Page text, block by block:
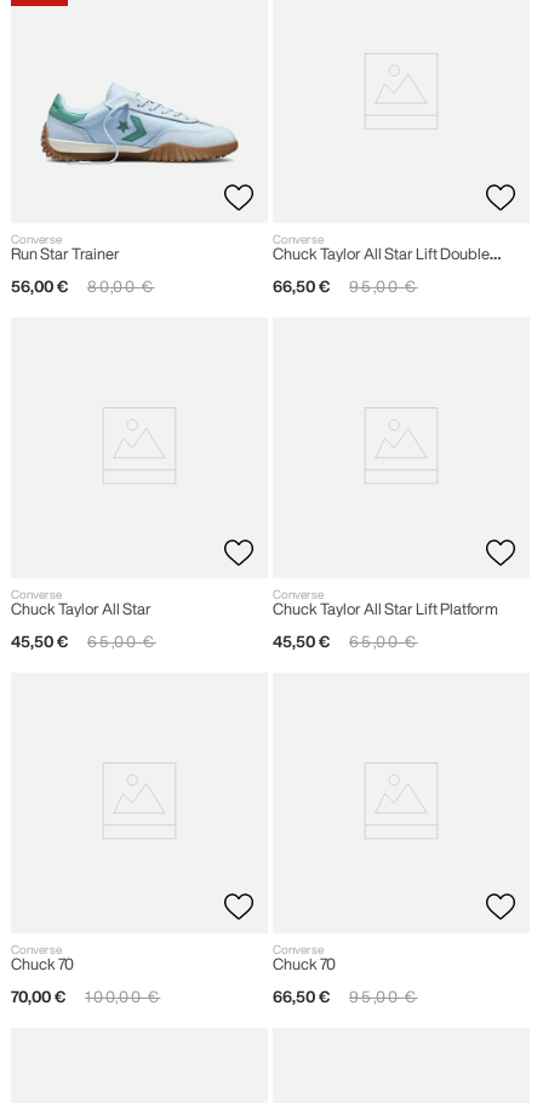
Converse
Run Star Trainer
56,00 € 80,00 €
Converse
Chuck Taylor All Star Lift Double
66,50 € 95,00 €
Converse
Chuck Taylor All Star
45,50 € 65,00 €
Converse
Chuck Taylor All Star Lift Platform
45,50 € 65,00 €
Converse
Chuck 70
70,00 € 100,00 €
Converse
Chuck 70
66,50 € 95,00 €